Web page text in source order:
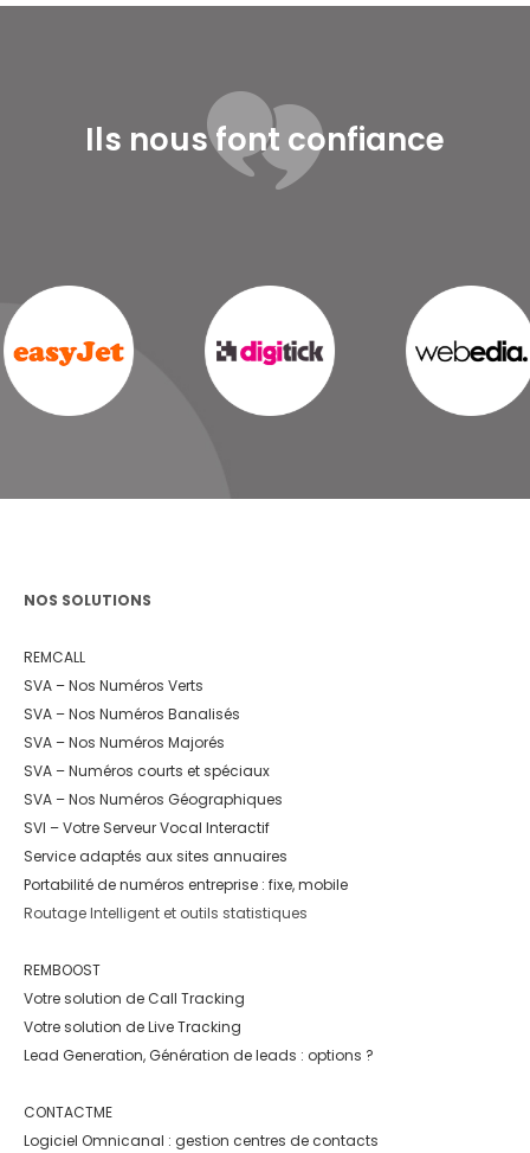
Ils nous font confiance
NOS SOLUTIONS
REMCALL
SVA – Nos Numéros Verts
SVA – Nos Numéros Banalisés
SVA – Nos Numéros Majorés
SVA – Numéros courts et spéciaux
SVA – Nos Numéros Géographiques
SVI – Votre Serveur Vocal Interactif
Service adaptés aux sites annuaires
Portabilité de numéros entreprise : fixe, mobile
Routage Intelligent et outils statistiques
REMBOOST
Votre solution de Call Tracking
Votre solution de Live Tracking
Lead Generation, Génération de leads : options ?
CONTACTME
Logiciel Omnicanal : gestion centres de contacts